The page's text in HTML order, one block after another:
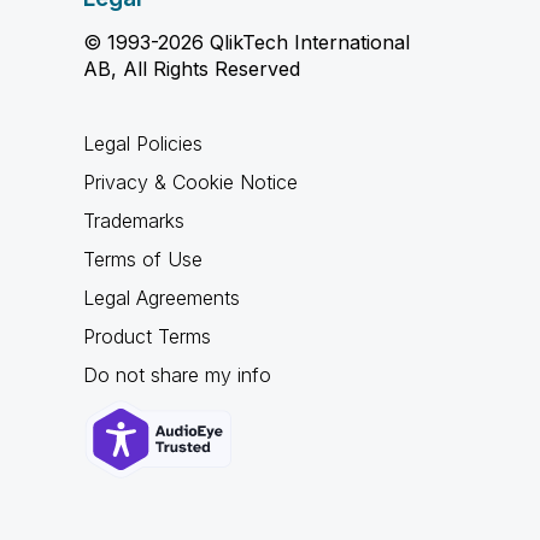
© 1993-2026 QlikTech International
AB, All Rights Reserved
Legal Policies
Privacy & Cookie Notice
Trademarks
Terms of Use
Legal Agreements
Product Terms
Do not share my info